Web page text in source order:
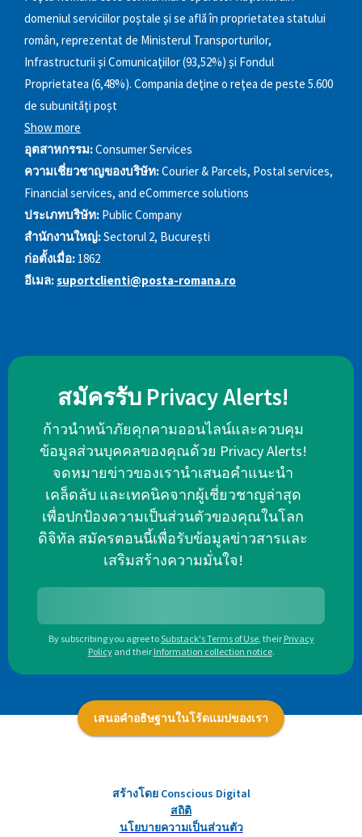
domeniul serviciilor poştale şi se află în proprietatea statului
român, reprezentat de Ministerul Transporturilor,
Infrastructurii şi Comunicaţiilor (93,52%) şi Fondul
Proprietatea (6,48%). Compania deţine o reţea de peste 5.600
de subunităţi poşt
Show more
อุตสาหกรรม:Consumer Services
ความเชี่ยวชาญของบริษัท:Courier & Parcels, Postal services,
Financial services, and eCommerce solutions
ประเภทบริษัท: Public Company
สำนักงานใหญ่:Sectorul 2, Bucureşti
ก่อตั้งเมื่อ: 1862
อีเมล:suportclienti@posta-romana.ro
สมัครรับ Privacy Alerts!
ก้าวนำหน้าภัยคุกคามออนไลน์และควบคุม
ข้อมูลส่วนบุคคลของคุณด้วย Privacy Alerts!
จดหมายข่าวของเรานำเสนอคำแนะนำ
เคล็ดลับ และเทคนิคจากผู้เชี่ยวชาญล่าสุด
เพื่อปกป้องความเป็นส่วนตัวของคุณในโลก
ดิจิทัล สมัครตอนนี้เพื่อรับข้อมูลข่าวสารและ
เสริมสร้างความมั่นใจ!
By subscribing you agree toSubstack's Terms of Use, their Privacy
Policy and their Information collection notice.
เสนอคำอธิษฐานในโร้ดแมปของเรา
สร้างโดย Conscious Digital
สถิติ
นโยบายความเป็นส่วนตัว